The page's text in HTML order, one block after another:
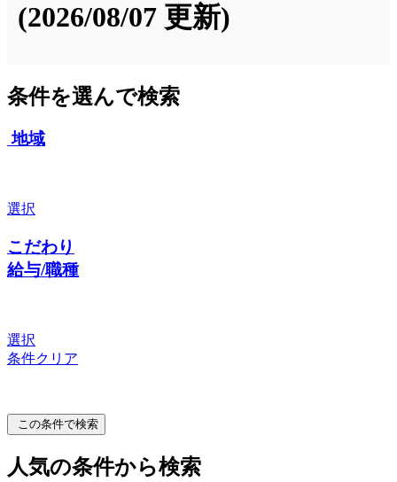
(2026/08/07 更新)
条件を選んで検索
地域
選択
こだわり
給与/職種
選択
条件クリア
この条件で検索
人気の条件から検索